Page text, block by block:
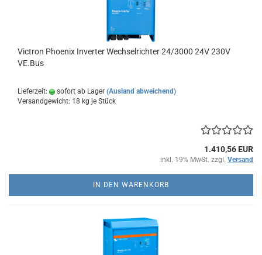
Victron Phoenix Inverter Wechselrichter 24/3000 24V 230V
VE.Bus
Lieferzeit: sofort ab Lager (Ausland abweichend)
Versandgewicht: 18 kg je Stück
1.410,56 EUR
inkl. 19% MwSt. zzgl. Versand
IN DEN WARENKORB